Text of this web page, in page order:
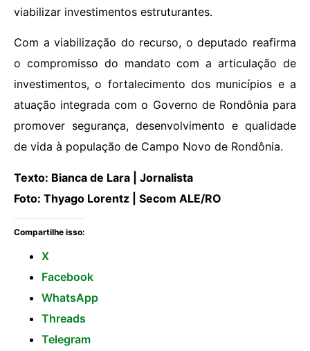
viabilizar investimentos estruturantes.
Com a viabilização do recurso, o deputado reafirma
o compromisso do mandato com a articulação de
investimentos, o fortalecimento dos municípios e a
atuação integrada com o Governo de Rondônia para
promover segurança, desenvolvimento e qualidade
de vida à população de Campo Novo de Rondônia.
Texto: Bianca de Lara | Jornalista
Foto: Thyago Lorentz | Secom ALE/RO
Compartilhe isso:
X
Facebook
WhatsApp
Threads
Telegram